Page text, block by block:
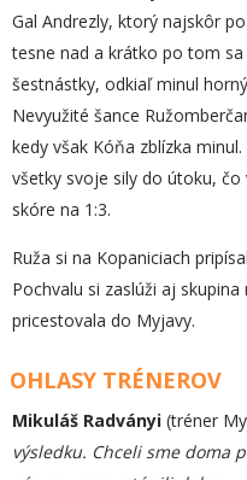
Gal Andrezly, ktorý najskôr
tesne nad a krátko po tom
šestnástky, odkiaľ minul
Nevyužité šance
kedy však Kóňa zblízka
všetky svoje sily do útoku, čo
skóre na 1:3.
Ruža si na Kopaniciach
Pochvalu si zaslúži aj
pricestovala do Myjavy.
OHLASY TRÉNEROV
Mikuláš Radványi (tréner
výsledku. Chceli sme doma